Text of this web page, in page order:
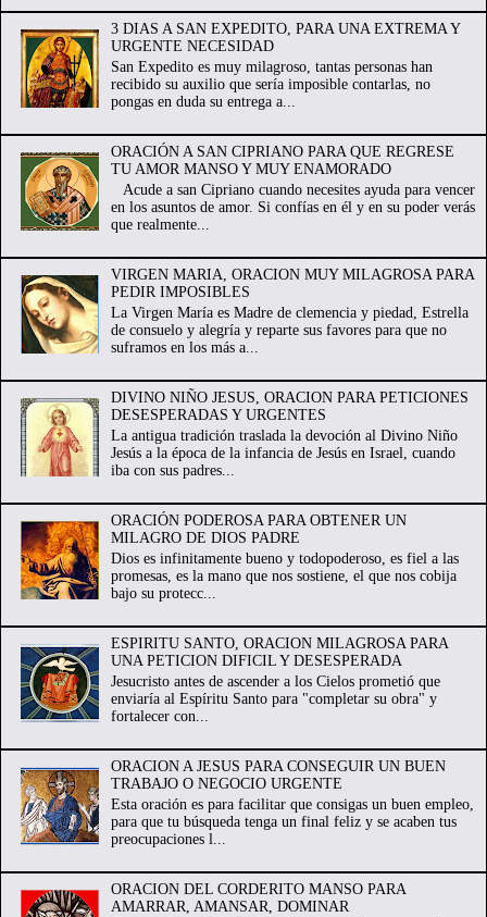
3 DIAS A SAN EXPEDITO, PARA UNA EXTREMA Y
URGENTE NECESIDAD
San Expedito es muy milagroso, tantas personas han
recibido su auxilio que sería imposible contarlas, no
pongas en duda su entrega a...
ORACIÓN A SAN CIPRIANO PARA QUE REGRESE
TU AMOR MANSO Y MUY ENAMORADO
Acude a san Cipriano cuando necesites ayuda para vencer
en los asuntos de amor. Si confías en él y en su poder verás
que realmente...
VIRGEN MARIA, ORACION MUY MILAGROSA PARA
PEDIR IMPOSIBLES
La Virgen María es Madre de clemencia y piedad, Estrella
de consuelo y alegría y reparte sus favores para que no
suframos en los más a...
DIVINO NIÑO JESUS, ORACION PARA PETICIONES
DESESPERADAS Y URGENTES
La antigua tradición traslada la devoción al Divino Niño
Jesús a la época de la infancia de Jesús en Israel, cuando
iba con sus padres...
ORACIÓN PODEROSA PARA OBTENER UN
MILAGRO DE DIOS PADRE
Dios es infinitamente bueno y todopoderoso, es fiel a las
promesas, es la mano que nos sostiene, el que nos cobija
bajo su protecc...
ESPIRITU SANTO, ORACION MILAGROSA PARA
UNA PETICION DIFICIL Y DESESPERADA
Jesucristo antes de ascender a los Cielos prometió que
enviaría al Espíritu Santo para "completar su obra" y
fortalecer con...
ORACION A JESUS PARA CONSEGUIR UN BUEN
TRABAJO O NEGOCIO URGENTE
Esta oración es para facilitar que consigas un buen empleo,
para que tu búsqueda tenga un final feliz y se acaben tus
preocupaciones l...
ORACION DEL CORDERITO MANSO PARA
AMARRAR, AMANSAR, DOMINAR